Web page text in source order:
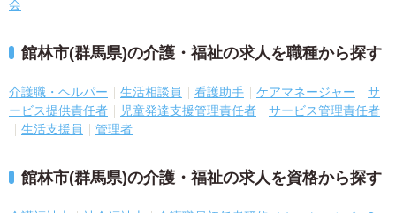
会
館林市(群馬県)の介護・福祉の求人を職種から探す
介護職・ヘルパー 生活相談員 看護助手 ケアマネージャー
サ
ービス提供責任者
児童発達支援管理責任者
サービス管理責任者
生活支援員
管理者
館林市(群馬県)の介護・福祉の求人を資格から探す